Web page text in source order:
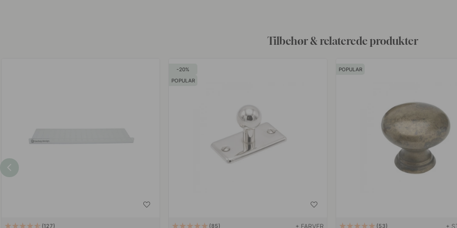
Tilbehør & relaterede produkter
127
20
POPULAR
85 + FARVER
POPULAR
53 +